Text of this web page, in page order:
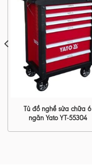
Tủ đồ nghề sửa chữa 6
ngăn Yato YT-55304